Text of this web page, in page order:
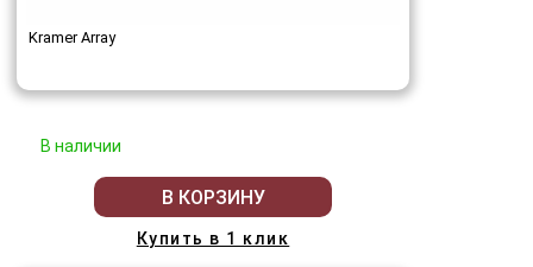
Kramer Array
В наличии
В КОРЗИНУ
Купить в 1 клик